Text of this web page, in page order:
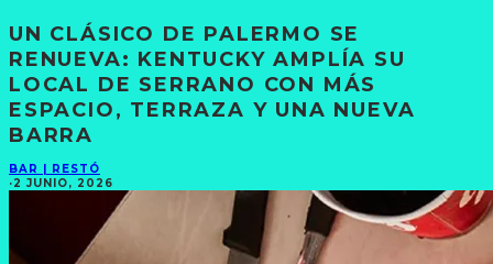
UN CLÁSICO DE PALERMO SE
RENUEVA: KENTUCKY AMPLÍA SU
LOCAL DE SERRANO CON MÁS
ESPACIO, TERRAZA Y UNA NUEVA
BARRA
BAR | RESTÓ
·2 JUNIO, 2026